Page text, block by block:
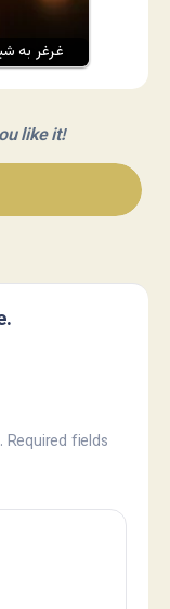
غرغر به
like it!
Required fields